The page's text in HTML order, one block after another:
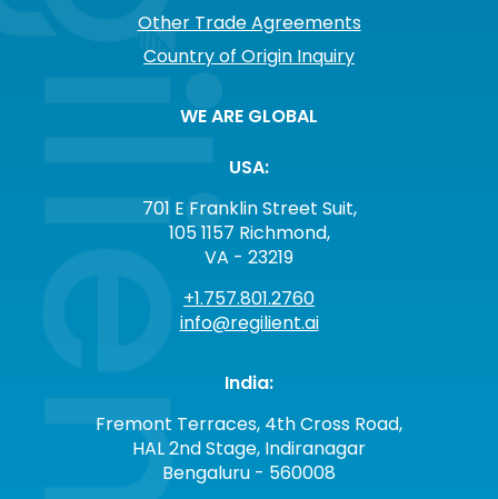
Other Trade Agreements
Country of Origin Inquiry
WE ARE GLOBAL
USA:
701 E Franklin Street Suit,
105 1157 Richmond,
VA - 23219
+1.757.801.2760
info@regilient.ai
India:
Fremont Terraces, 4th Cross Road,
HAL 2nd Stage, Indiranagar
Bengaluru - 560008